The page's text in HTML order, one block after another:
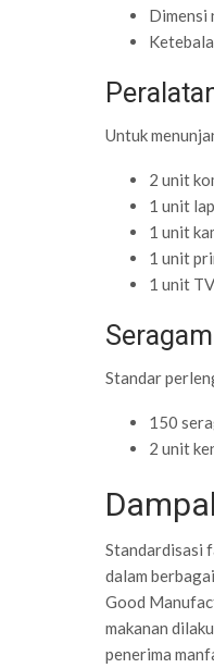
Dimensi
Untuk
2 unit
1 unit
1 unit
1 unit
1 unit
Standar
150
2 unit
Standardisasi
dalam
Good
makanan
penerima